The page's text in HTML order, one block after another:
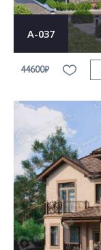
А-037
44600₽